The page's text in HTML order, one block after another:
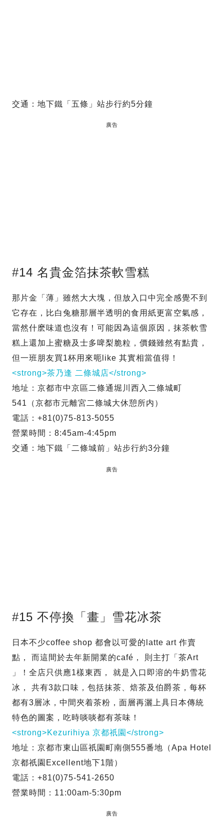
交通：地下鐵「五條」站步行約5分鐘
廣告
#14 名貴金箔抹茶軟雪糕
那片金「薄」雖然大大塊，但放入口中完全感覺不到
它存在，比白兔糖那層半透明的食用紙更富空氣感，
當然什麽味道也沒有！可能因為這個原因，抹茶軟雪
糕上還加上蜜糖及士多啤梨脆粒，價錢雖然有點貴，
但一班朋友買1杯用來呃like 其實相當值得！
<strong>茶乃逢 二條城店</strong>
地址：京都市中京區二條通堀川西入二條城町
541（京都市元離宮二條城大休憩所内）
電話：+81(0)75-813-5055
營業時間：8:45am-4:45pm
交通：地下鐵「二條城前」站步行約3分鐘
廣告
#15 不停換「畫」雪花冰茶
日本不少coffee shop 都會以可愛的latte art 作賣
點， 而這間於去年新開業的café， 則主打「茶Art
」！全店只供應1樣東西， 就是入口即溶的牛奶雪花
冰， 共有3款口味，包括抹茶、焙茶及伯爵茶，每杯
都有3層冰，中間夾着茶粉，面層再灑上具日本傳統
特色的圖案，吃時啖啖都有茶味！
<strong>Kezurihiya 京都祇園</strong>
地址：京都市東山區祇園町南側555番地（Apa Hotel
京都祇園Excellent地下1階）
電話：+81(0)75-541-2650
營業時間：11:00am-5:30pm
廣告